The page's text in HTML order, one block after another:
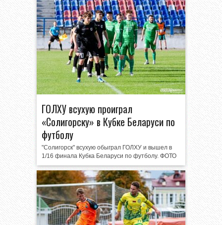
ГОЛХУ всухую проиграл
«Солигорску» в Кубке Беларуси по
футболу
"Солигорск" всухую обыграл ГОЛХУ и вышел в
1/16 финала Кубка Беларуси по футболу. ФОТО